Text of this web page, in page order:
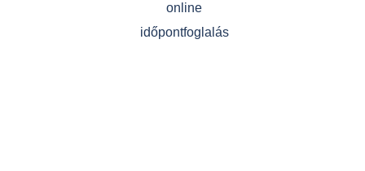
online
időpontfoglalás